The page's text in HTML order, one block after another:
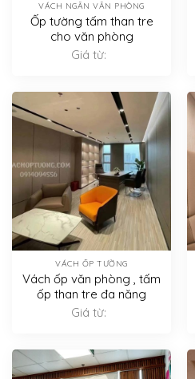
VÁCH NGĂN VĂN PHÒNG
Ốp tường tấm than tre
cho văn phòng
Giá từ:
VÁCH ỐP TƯỜNG
Vách ốp văn phòng , tấm
ốp than tre đa năng
Giá từ: